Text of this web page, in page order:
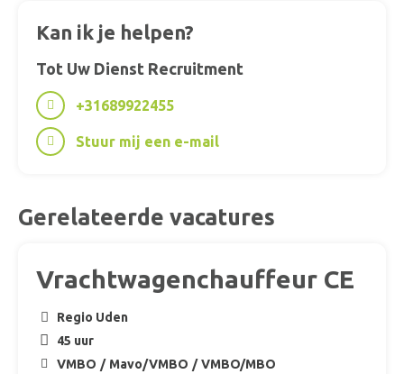
Kan ik je helpen?
Tot Uw Dienst Recruitment
+31689922455
Stuur mij een e-mail
Gerelateerde vacatures
Vrachtwagenchauffeur CE
Regio Uden
45 uur
VMBO
Mavo/VMBO VMBO/MBO